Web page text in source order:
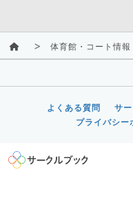
体育館・コート情報
よくある質問 サ
プライバシー